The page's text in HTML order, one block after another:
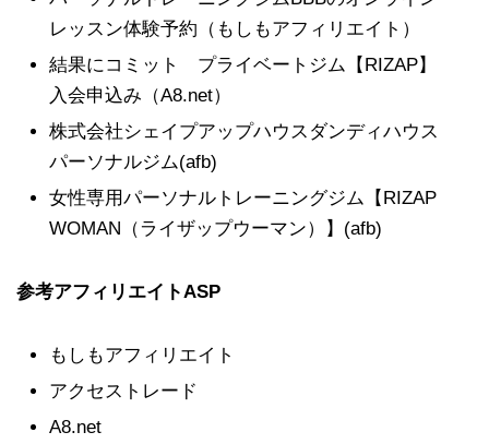
レッスン体験予約（もしもアフィリエイト）
結果にコミット プライベートジム【RIZAP】
入会申込み（A8.net）
株式会社シェイプアップハウスダンディハウス
パーソナルジム(afb)
女性専用パーソナルトレーニングジム【RIZAP
WOMAN（ライザップウーマン）】(afb)
参考アフィリエイトASP
もしもアフィリエイト
アクセストレード
A8.net